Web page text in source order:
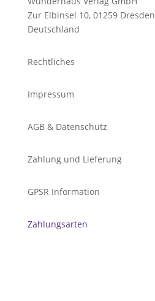
Zur Elbinsel 10, 01259 Dresden
Deutschland
Rechtliches
Impressum
AGB & Datenschutz
Zahlung und Lieferung
GPSR Information
Zahlungsarten